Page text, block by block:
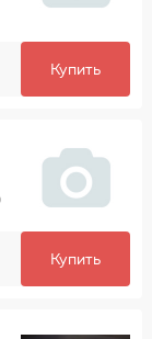
Купить
Купить